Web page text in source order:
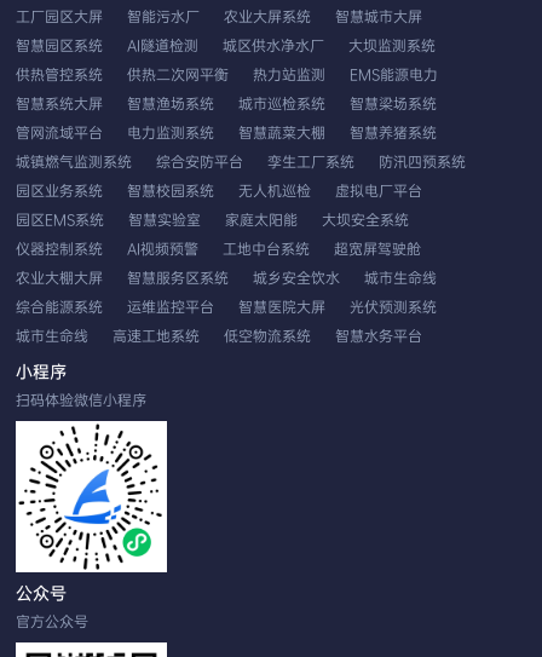
工厂园区大屏
智能污水厂 农业大屏系统
智慧城市大屏
智慧园区系统
AI隧道检测 城区供水净水厂
大坝监测系统
供热管控系统
供热二次网平衡 热力站监测
EMS能源电力
智慧系统大屏
智慧渔场系统 城市巡检系统
智慧梁场系统
管网流域平台
电力监测系统 智慧蔬菜大棚
智慧养猪系统
城镇燃气监测系统
综合安防平台 孪生工厂系统
防汛四预系统
园区业务系统
智慧校园系统 无人机巡检
虚拟电厂平台
园区EMS系统
智慧实验室 家庭太阳能
大坝安全系统
仪器控制系统
AI视频预警 工地中台系统
超宽屏驾驶舱
农业大棚大屏
智慧服务区系统 城乡安全饮水
城市生命线
综合能源系统
运维监控平台 智慧医院大屏
光伏预测系统
城市生命线
高速工地系统 低空物流系统
智慧水务平台
EMS智慧云平台
无人机车载巡检
工业视觉分析
小程序
扫码体验微信小程序
公众号
官方公众号